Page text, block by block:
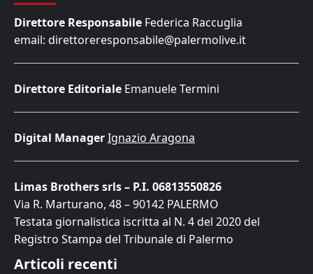
Direttore Responsabile Federica Raccuglia
email: direttoreresponsabile@palermolive.it
Direttore Editoriale Emanuele Termini
Digital ManagerIgnazio Aragona
Limas Brothers srls – P.I. 06813550826
Via R. Marturano, 48 – 90142 PALERMO
Testata giornalistica iscritta al N. 4 del 2020 del
Registro Stampa del Tribunale di Palermo
Articoli recenti